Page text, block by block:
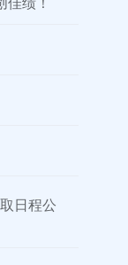
日程公